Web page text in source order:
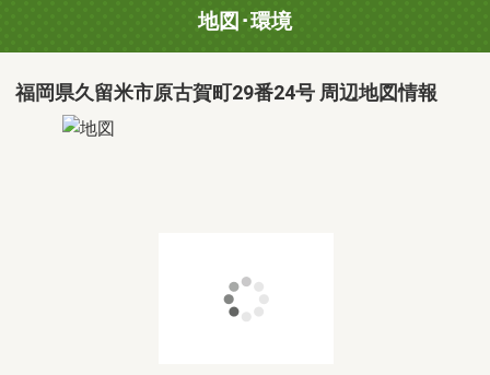
地図･環境
福岡県久留米市原古賀町29番24号 周辺地図情報